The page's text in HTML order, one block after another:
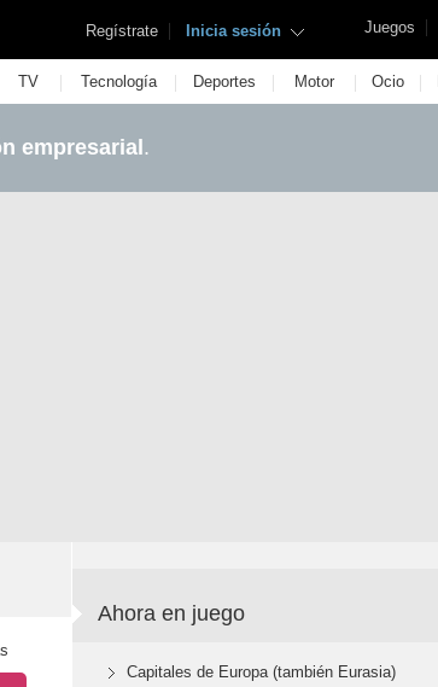
Juegos |
Regístrate | Inicia sesión
TV | Tecnología | Deportes | Motor | Ocio |
empresarial .
Ahora en juego
Capitales de Europa (también Eurasia)